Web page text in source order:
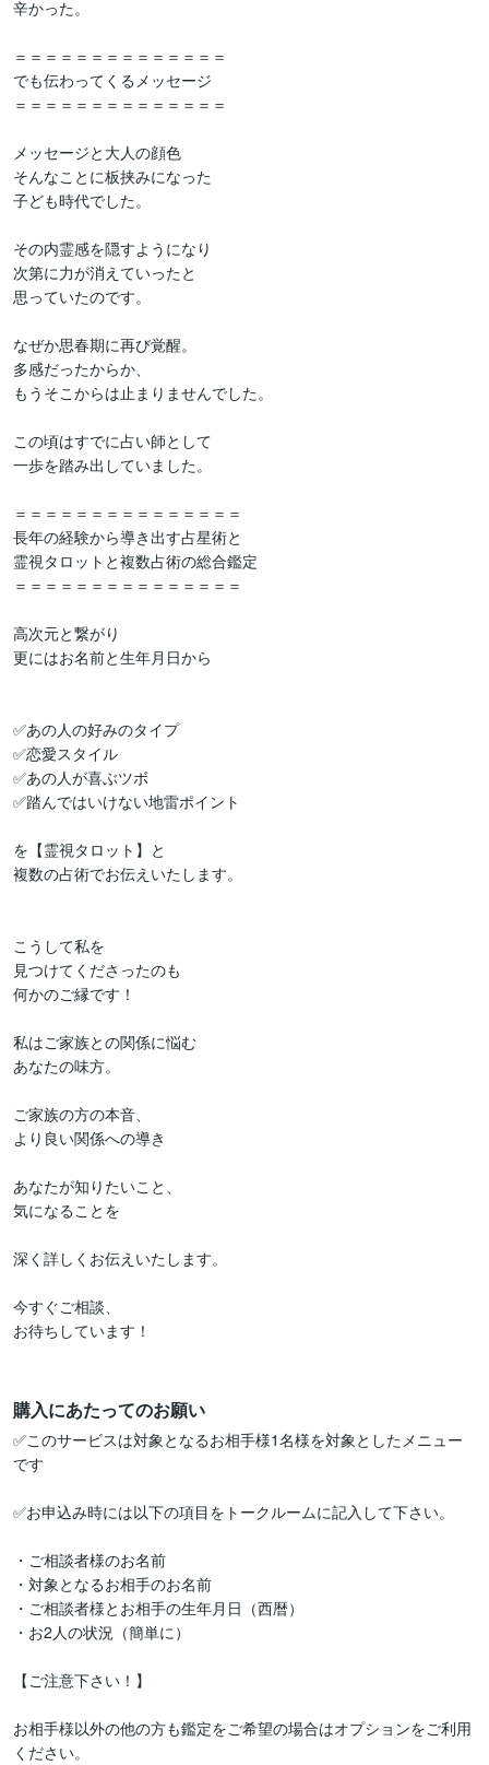
辛かった。
＝＝＝＝＝＝＝＝＝＝＝＝＝＝
でも伝わってくるメッセージ
＝＝＝＝＝＝＝＝＝＝＝＝＝＝
メッセージと大人の顔色
そんなことに板挟みになった
子ども時代でした。
その内霊感を隠すようになり
次第に力が消えていったと
思っていたのです。
なぜか思春期に再び覚醒。
多感だったからか、
もうそこからは止まりませんでした。
この頃はすでに占い師として
一歩を踏み出していました。
＝＝＝＝＝＝＝＝＝＝＝＝＝＝＝
長年の経験から導き出す占星術と
霊視タロットと複数占術の総合鑑定
＝＝＝＝＝＝＝＝＝＝＝＝＝＝＝
高次元と繋がり
更にはお名前と生年月日から
✅あの人の好みのタイプ
✅恋愛スタイル
✅あの人が喜ぶツボ
✅踏んではいけない地雷ポイント
を【霊視タロット】と
複数の占術でお伝えいたします。
こうして私を
見つけてくださったのも
何かのご縁です！
私はご家族との関係に悩む
あなたの味方。
ご家族の方の本音、
より良い関係への導き
あなたが知りたいこと、
気になることを
深く詳しくお伝えいたします。
今すぐご相談、
お待ちしています！
購入にあたってのお願い
✅このサービスは対象となるお相手様1名様を対象としたメニュー
です
✅お申込み時には以下の項目をトークルームに記入して下さい。
・ご相談者様のお名前
・対象となるお相手のお名前
・ご相談者様とお相手の生年月日（西暦）
・お2人の状況（簡単に）
【ご注意下さい！】
お相手様以外の他の方も鑑定をご希望の場合はオプションをご利用
ください。